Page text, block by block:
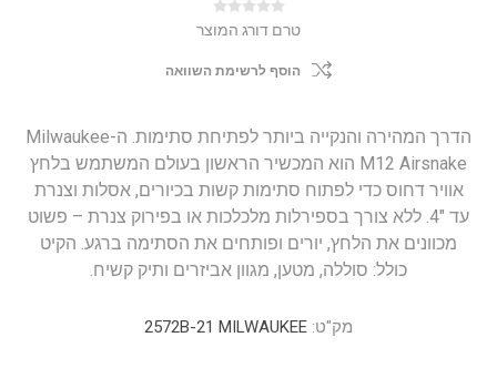
טרם דורג המוצר
הוסף לרשימת השוואה
הדרך המהירה והנקייה ביותר לפתיחת סתימות. ה-Milwaukee
M12 Airsnake הוא המכשיר הראשון בעולם המשתמש בלחץ
אוויר דחוס כדי לפתוח סתימות קשות בכיורים, אסלות וצנרת
עד "4. ללא צורך בספירלות מלכלכות או בפירוק צנרת – פשוט
מכוונים את הלחץ, יורים ופותחים את הסתימה ברגע. הקיט
כולל: סוללה, מטען, מגוון אביזרים ותיק קשיח.
מק"ט: 2572B-21 MILWAUKEE